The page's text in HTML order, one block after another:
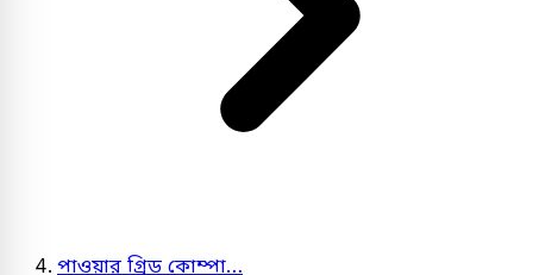
পাওয়ার গ্রিড কোম্পা…